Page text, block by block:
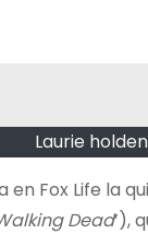
Laurie
en Fox Life la
Dead’),